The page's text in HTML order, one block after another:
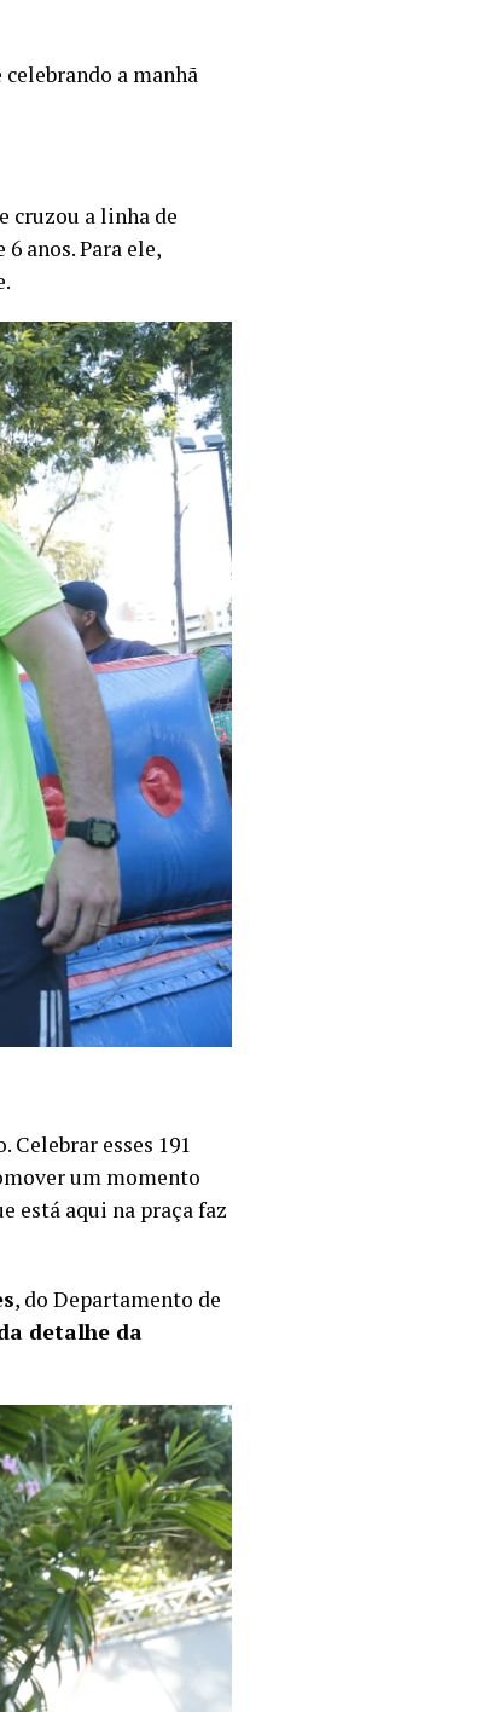
a manhã
e cruzou a linha de
anos. Para ele,
esses 191
um momento
está aqui na praça faz
, do Departamento de
detalhe da